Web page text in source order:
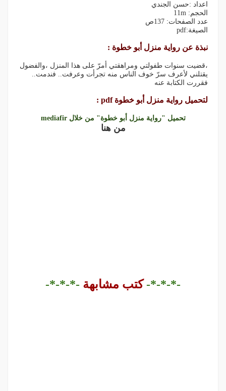
اعداد :حسن الجندي
الحجم: 11m
عدد الصفحات: 137ص
الصيغة:pdf
نبذة عن رواية منزل أبو خطوة :
،قضيت سنوات طفولتي ومراهقتي أمرّ على هذا المنزل ،والفضول
يقتلني لأعرف سرّ خوف الناس منه تجرأت وعرفت.. فندمت..
فقررت الكتابة عنه
لتحميل رواية منزل أبو خطوة pdf :
تحميل "رواية منزل أبو خطوة" من خلال mediafir
من هنا
-*-*-*- كتب مشابهة -*-*-*-